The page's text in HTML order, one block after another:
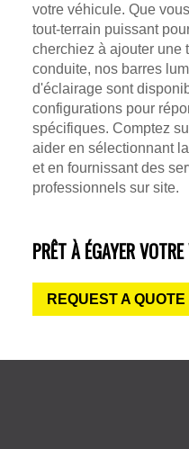
votre véhicule. Que
tout-terrain puissant
cherchiez à ajouter une
conduite, nos barres
d'éclairage sont
configurations pour
spécifiques. Comptez
aider en sélectionnant
et en fournissant des
professionnels sur site.
PRÊT À ÉGAYER
REQUEST A QUOTE